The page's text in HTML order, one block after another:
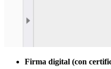
Firma digital (con